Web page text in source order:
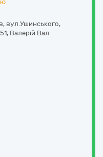
вул.Ушинського,
, Валерій Вал